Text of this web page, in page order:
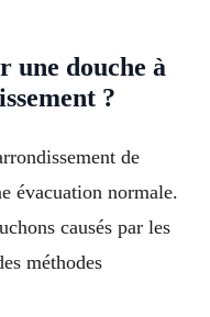
une douche à
?
de
évacuation normale.
causés par les
méthodes